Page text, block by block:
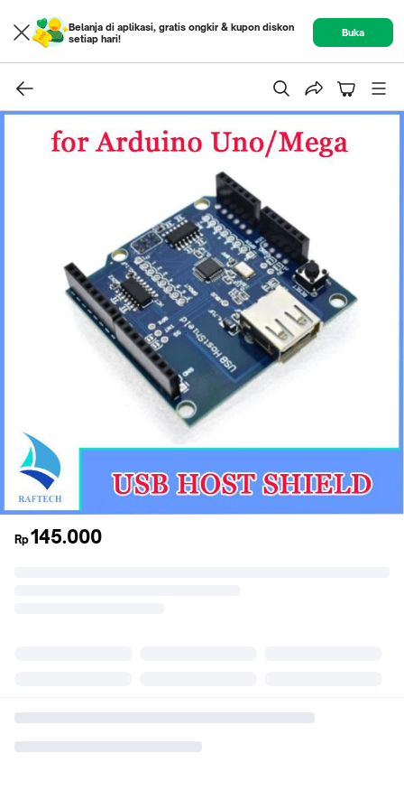
Belanja di aplikasi, gratis ongkir & kupon diskon
setiap hari!
Buka
Rp145.000